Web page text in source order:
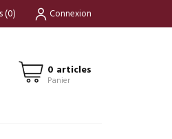
(0) Connexion
0 articles
Panier